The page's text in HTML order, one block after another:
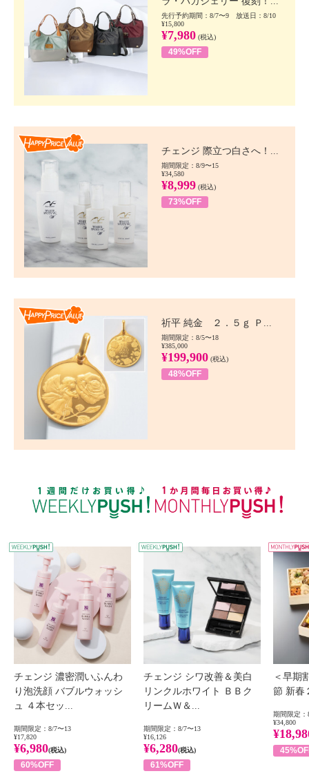
先行予約期間：8/7〜9 放送日：8/10
¥15,800
¥7,980 (税込)
49%OFF
チェンジ 際立つ白さへ！...
期間限定：8/9〜15
¥34,580
¥8,999 (税込)
73%OFF
祈平 純金 ２．５ｇ Ｐ...
期間限定：8/5〜18
¥385,000
¥199,900 (税込)
48%OFF
WEEKLY PUSH
チェンジ 濃密潤いふんわ
り泡洗顔 バブルウォッシ
ュ ４本セッ...
期間限定：8/7〜13
¥17,820
¥6,980(税込)
60%OFF
チェンジ シワ改善＆美白
リンクルホワイト ＢＢク
リームＷ＆...
期間限定：8/7〜13
¥16,126
¥6,280(税込)
61%OFF
＜早期
節 新春
期間限定：
¥34,800